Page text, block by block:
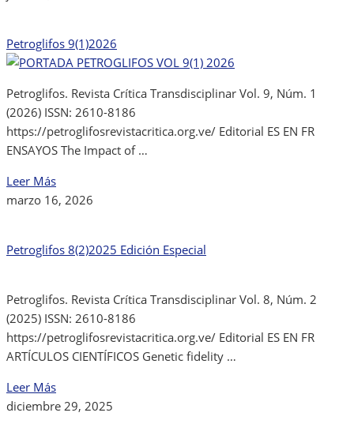
Petroglifos 9(1)2026
Petroglifos. Revista Crítica Transdisciplinar Vol. 9, Núm. 1
(2026) ISSN: 2610-8186
https://petroglifosrevistacritica.org.ve/ Editorial ES EN FR
ENSAYOS The Impact of …
Leer Más
marzo 16, 2026
Petroglifos 8(2)2025 Edición Especial
Petroglifos. Revista Crítica Transdisciplinar Vol. 8, Núm. 2
(2025) ISSN: 2610-8186
https://petroglifosrevistacritica.org.ve/ Editorial ES EN FR
ARTÍCULOS CIENTÍFICOS Genetic fidelity …
Leer Más
diciembre 29, 2025